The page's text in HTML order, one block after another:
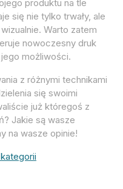
produktu na tle
się nie tylko trwały, ale
Warto zatem
nowoczesny druk
możliwości.
z różnymi technikami
się swoimi
już któregoś z
Jakie są wasze
na wasze opinie!